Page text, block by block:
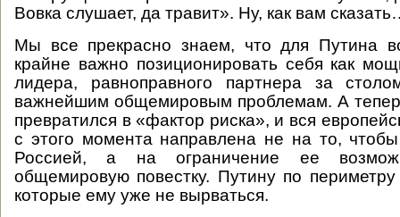
Вовка слушает, да травит». Ну, как вам
Мы все прекрасно знаем, что для Путина
крайне важно позиционировать себя как
лидера, равноправного партнера за
важнейшим общемировым проблемам. А
превратился в «фактор риска», и вся
с этого момента направлена не на то, чтобы
Россией, а на ограничение ее
общемировую повестку. Путину по
которые ему уже не вырваться.